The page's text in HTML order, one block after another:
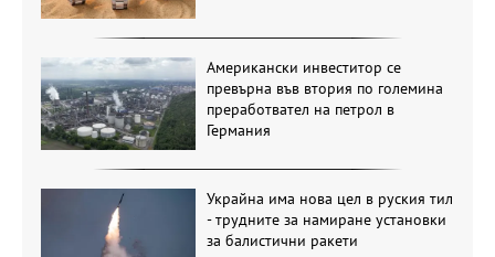
Американски инвеститор се
превърна във втория по големина
преработвател на петрол в
Германия
Украйна има нова цел в руския тил
- трудните за намиране установки
за балистични ракети